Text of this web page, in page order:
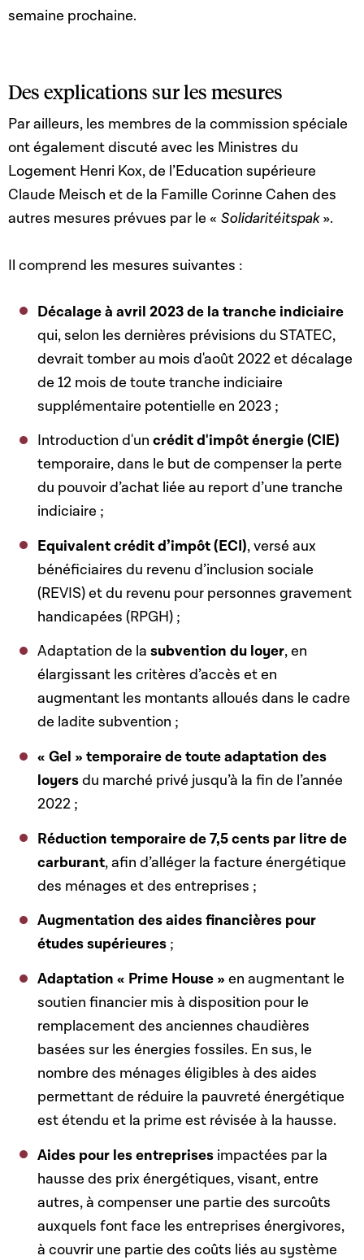
semaine prochaine.
Des explications sur les mesures
Par ailleurs, les membres de la commission spéciale
ont également discuté avec les Ministres du
Logement Henri Kox, de l’Education supérieure
Claude Meisch et de la Famille Corinne Cahen des
autres mesures prévues par le « Solidaritéitspak».
Il comprend les mesures suivantes :
Décalage à avril 2023 de la tranche indiciaire
qui, selon les dernières prévisions du STATEC,
devrait tomber au mois d'août 2022 et décalage
de 12 mois de toute tranche indiciaire
supplémentaire potentielle en 2023 ;
Introduction d'uncrédit d'impôt énergie (CIE)
temporaire, dans le but de compenser la perte
du pouvoir d’achat liée au report d’une tranche
indiciaire ;
Equivalent crédit d’impôt (ECI), versé aux
bénéficiaires du revenu d’inclusion sociale
(REVIS) et du revenu pour personnes gravement
handicapées (RPGH) ;
Adaptation de lasubvention du loyer, en
élargissant les critères d’accès et en
augmentant les montants alloués dans le cadre
de ladite subvention ;
« Gel » temporaire de toute adaptation des
loyersdu marché privé jusqu’à la fin de l’année
2022 ;
Réduction temporaire de 7,5 cents par litre de
carburant, afin d’alléger la facture énergétique
des ménages et des entreprises ;
Augmentation des aides financières pour
études supérieures ;
Adaptation « Prime House »en augmentant le
soutien financier mis à disposition pour le
remplacement des anciennes chaudières
basées sur les énergies fossiles. En sus, le
nombre des ménages éligibles à des aides
permettant de réduire la pauvreté énergétique
est étendu et la prime est révisée à la hausse.
Aides pour les entreprises impactées par la
hausse des prix énergétiques, visant, entre
autres, à compenser une partie des surcoûts
auxquels font face les entreprises énergivores,
à couvrir une partie des coûts liés au système